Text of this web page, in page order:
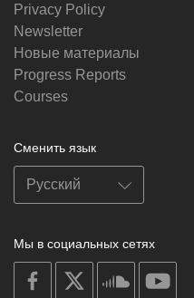
Privacy Policy
Newsletter
Новые материалы
Progress Reports
Courses
Сменить язык
Мы в социальных сетях
on
facebook
soundcloud